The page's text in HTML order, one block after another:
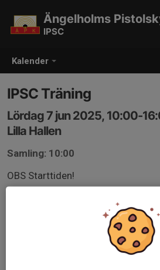
Kalender
Ängelholms
IPSC
IPSC Träning
Lördag 7 jun 2025, 10:00-
Lilla Hallen
Samling: 10:00
OBS Starttiden!